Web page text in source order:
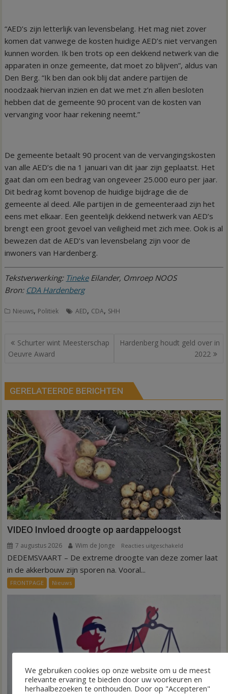
“AED’s zijn letterlijk van levensbelang. Het mag niet zover
komen dat vanwege de kosten huidige AED’s niet vervangen
kunnen worden. Ik ben trots op een dekkend netwerk van die
apparaten in onze gemeente, dat moet zo blijven”, aldus van
Den Berg. “Ik ben dan ook blij dat andere partijen de
noodzaak hiervan inzien en dat we met z’n allen besloten
hebben dat de gemeente 90 procent van de kosten van
vervanging voor haar rekening neemt.”
De gemeente betaalt 90 procent van de vervangingskosten
van alle AED’s die na 1 januari van dit jaar zijn geplaatst. Het
gaat dan om een bedrag van ongeveer 25.000 euro per jaar.
Dit bedrag komt bovenop de huidige bijdrage die de
gemeente al deed. Alle partijen in de gemeenteraad zijn het
eens met elkaar. Een geentelijk dekkend netwerk van AED’s
brengt een groot gevoel van veiligheid met zich mee. Ook is al
bewezen dat de AED’s van levensbelang zijn voor de
inwoners van Hardenberg.
Tekstverwerking: TinekeEilander, Omroep NOOS
Bron: CDA Hardenberg
Nieuws, Politiek AED, CDA, SHH
Bericht
navigatie
Schurter wint Meesterschap
Oeuvre Award
Hardenberg houdt geld over in
2022
GERELATEERDE BERICHTEN
VIDEO Invloed droogte op aardappeloogst
7 augustus 2026 Wim de Jonge Reacties uitgeschakeld
VIDEO
DEDEMSVAART – De extreme droogte van deze zomer laat
in de akkerbouw zijn sporen na. Vooral...
FRONTPAGE Nieuws
We gebruiken cookies op onze website om u de meest
relevante ervaring te bieden door uw voorkeuren en
herhaalbezoeken te onthouden. Door op "Accepteren"